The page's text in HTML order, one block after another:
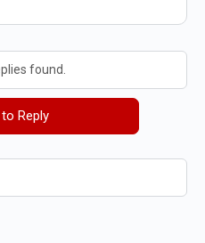
found.
Reply